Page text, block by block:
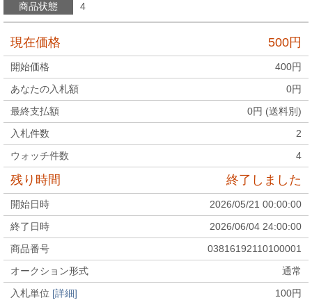
商品状態 4
現在価格 500円
開始価格 400円
あなたの入札額
0円
最終支払額
0円 (送料別)
入札件数
2
ウォッチ件数
4
残り時間 終了しました
開始日時
2026/05/21 00:00:00
終了日時
2026/06/04 24:00:00
商品番号
03816192110100001
オークション形式
通常
入札単位 [詳細] 100円